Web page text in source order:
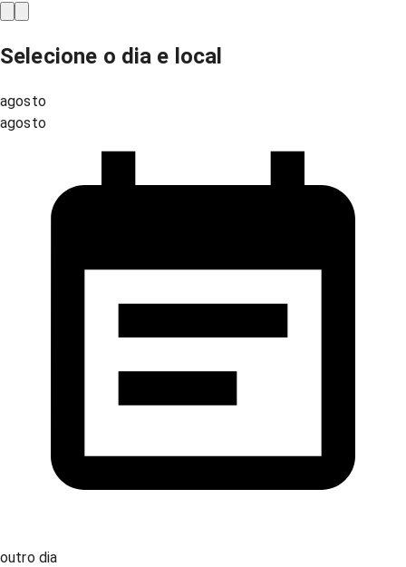
Selecione o dia e local
agosto
agosto
outro dia